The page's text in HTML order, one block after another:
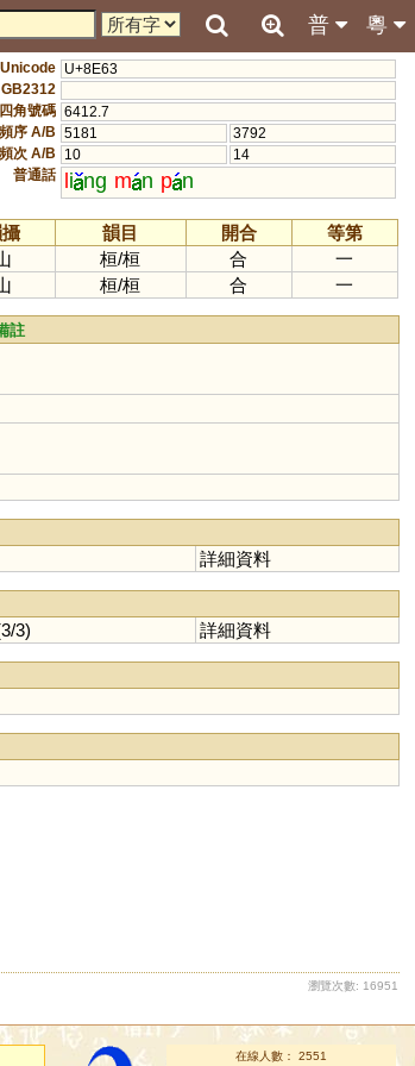
粵
普
Unicode U+8E63
GB2312
四角號碼 6412.7
頻序 A/B 5181
3792
頻次 A/B
10
14
普通話 li ng m n p n
韻目 開合
等第
桓/桓 合
一
桓/桓 合 一
註
詳細資料
3) 詳細資料
瀏覽次數: 16951
在線人數： 2551